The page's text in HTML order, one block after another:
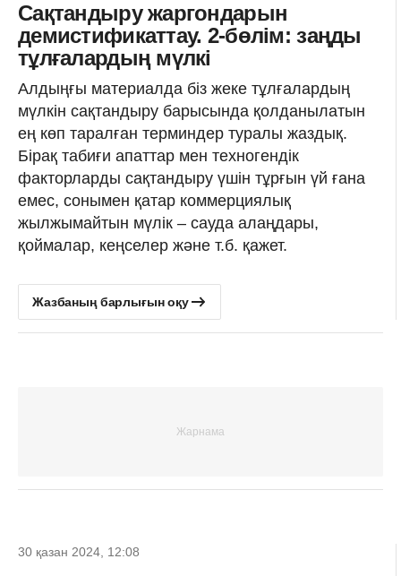
Сақтандыру жаргондарын
демистификаттау. 2-бөлім: заңды
тұлғалардың мүлкі
Алдыңғы материалда біз жеке тұлғалардың
мүлкін сақтандыру барысында қолданылатын
ең көп таралған терминдер туралы жаздық.
Бірақ табиғи апаттар мен техногендік
факторларды сақтандыру үшін тұрғын үй ғана
емес, сонымен қатар коммерциялық
жылжымайтын мүлік – сауда алаңдары,
қоймалар, кеңселер және т.б. қажет.
Жазбаның барлығын оқу
30 қазан 2024, 12:08